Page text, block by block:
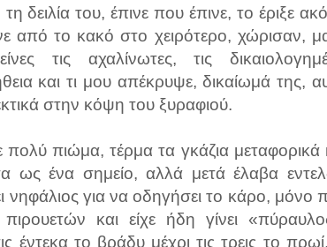
δειλία του, έπινε που έπινε, το έριξε
από το κακό στο χειρότερο, χώρισαν,
τις αχαλίνωτες, τις
και τι μου απέκρυψε, δικαίωμά της,
στην κόψη του ξυραφιού.
πολύ πιώμα, τέρμα τα γκάζια μεταφορικά
ως ένα σημείο, αλλά μετά έλαβα
νηφάλιος για να οδηγήσει το κάρο, μόνο
και είχε ήδη γίνει
έντεκα το βράδυ μέχρι τις τρεις το